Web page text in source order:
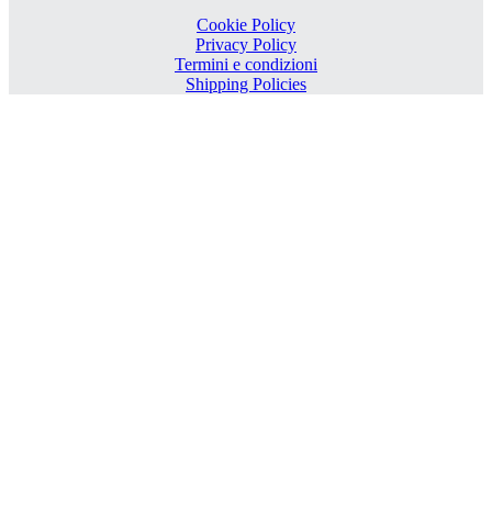
Cookie Policy
Privacy Policy
Termini e condizioni
Shipping Policies